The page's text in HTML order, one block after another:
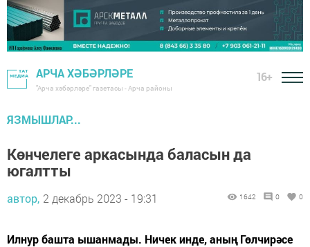
АРЧА ХӘБӘРЛӘРЕ
"Арча хәбәрләре" газетасы - Арча районы
16+
ЯЗМЫШЛАР...
Көнчелеге аркасында баласын да
югалтты
автор, 2 декабрь 2023 - 19:31 1642 0 0
Илнур башта ышанмады. Ничек инде, аның Гөлчирәсе